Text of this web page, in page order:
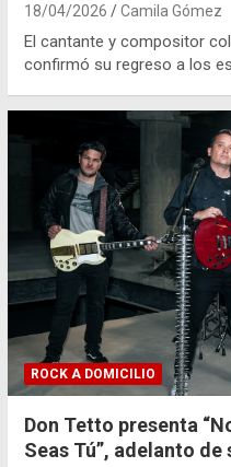
18/04/2026 Camila Gómez
El cantante y compositor
confirmó su regreso a los
ROCK A DOMICILIO
Don Tetto presenta
Seas Tú”, adelanto